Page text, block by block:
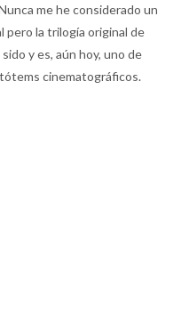
me he considerado un
pero la trilogía original de
y es, aún hoy, uno de
cinematográficos.